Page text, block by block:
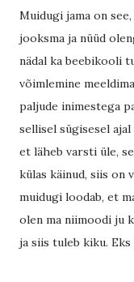
Muidugi jama on
jooksma ja nüüd
nädal ka beebikooli
võimlemine
paljude inimestega
sellisel sügisesel
et läheb varsti üle,
külas käinud, siis on
muidugi loodab, et
olen ma niimoodi ju
ja siis tuleb kiku. Eks